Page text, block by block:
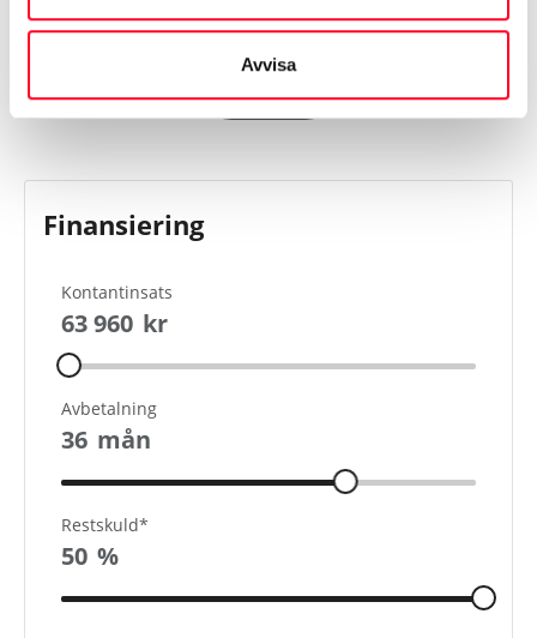
Avvisa
Finansiering
Kontantinsats
63 960 kr
Avbetalning
36 mån
Restskuld*
50 %